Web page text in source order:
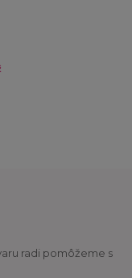
radi pomôžeme s